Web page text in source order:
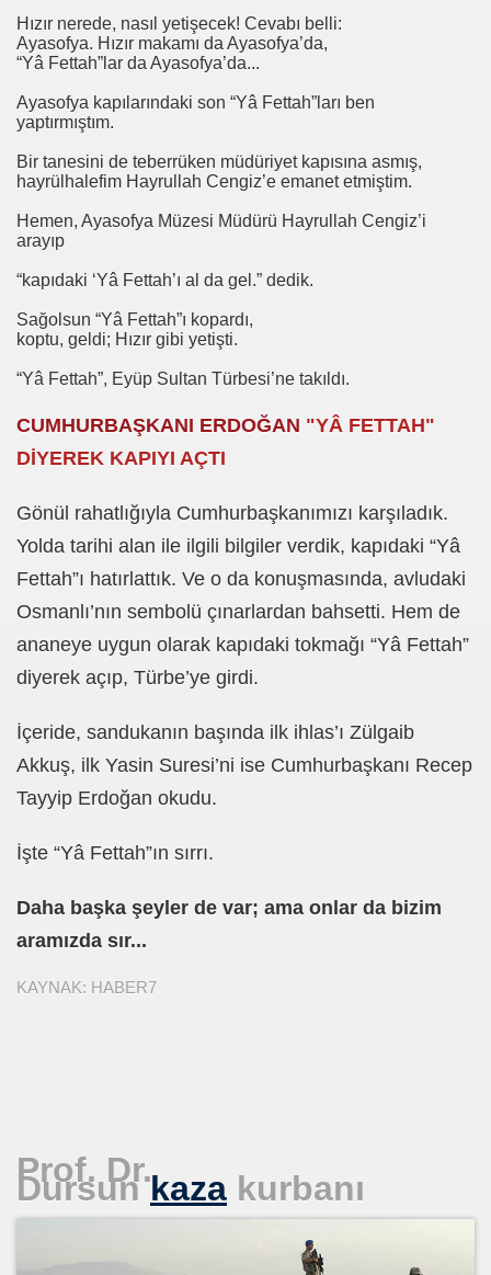
Hızır nerede, nasıl yetişecek! Cevabı belli:
Ayasofya. Hızır makamı da Ayasofya’da,
“Yâ Fettah”lar da Ayasofya’da...
Ayasofya kapılarındaki son “Yâ Fettah”ları ben
yaptırmıştım.
Bir tanesini de teberrüken müdüriyet kapısına asmış,
hayrülhalefim Hayrullah Cengiz’e emanet etmiştim.
Hemen, Ayasofya Müzesi Müdürü Hayrullah Cengiz’i
arayıp
“kapıdaki ‘Yâ Fettah’ı al da gel.” dedik.
Sağolsun “Yâ Fettah”ı kopardı,
koptu, geldi; Hızır gibi yetişti.
“Yâ Fettah”, Eyüp Sultan Türbesi’ne takıldı.
CUMHURBAŞKANI ERDOĞAN "YÂ FETTAH"
DİYEREK KAPIYI AÇTI
Gönül rahatlığıyla Cumhurbaşkanımızı karşıladık.
Yolda tarihi alan ile ilgili bilgiler verdik, kapıdaki “Yâ
Fettah”ı hatırlattık. Ve o da konuşmasında, avludaki
Osmanlı’nın sembolü çınarlardan bahsetti. Hem de
ananeye uygun olarak kapıdaki tokmağı “Yâ Fettah”
diyerek açıp, Türbe’ye girdi.
İçeride, sandukanın başında ilk ihlas’ı Zülgaib
Akkuş, ilk Yasin Suresi’ni ise Cumhurbaşkanı Recep
Tayyip Erdoğan okudu.
İşte “Yâ Fettah”ın sırrı.
Daha başka şeyler de var; ama onlar da bizim
aramızda sır...
KAYNAK: HABER7
Prof. Dr.
Dursunkaza kurbanı
TIBBI =Türk+Rus+Çin Tıbbı
.
1 e Al= 5 e Sat.
Araştırmalar Mrk.
BŞK. ENERJİ VERİMLİLİĞİ DER. BŞK
Cezalandırılan Bürokrat
BAŞKANI